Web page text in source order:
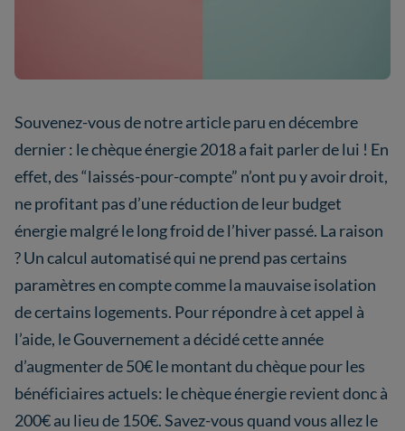
Souvenez-vous de notre article paru en décembre
dernier : le chèque énergie 2018 a fait parler de lui ! En
effet, des “laissés-pour-compte” n’ont pu y avoir droit,
ne profitant pas d’une réduction de leur budget
énergie malgré le long froid de l’hiver passé. La raison
? Un calcul automatisé qui ne prend pas certains
paramètres en compte comme la mauvaise isolation
de certains logements. Pour répondre à cet appel à
l’aide, le Gouvernement a décidé cette année
d’augmenter de 50€ le montant du chèque pour les
bénéficiaires actuels: le chèque énergie revient donc à
200€ au lieu de 150€. Savez-vous quand vous allez le